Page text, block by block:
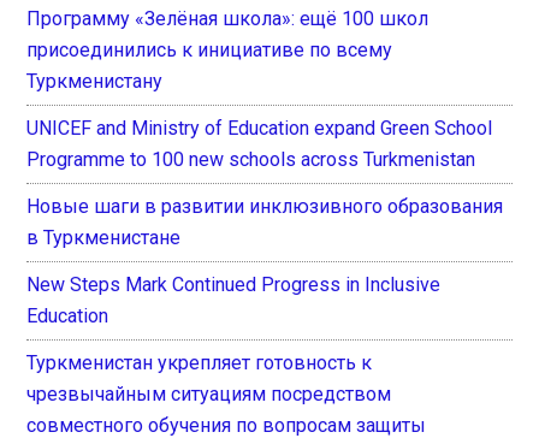
Программу «Зелёная школа»: ещё 100 школ
присоединились к инициативе по всему
Туркменистану
UNICEF and Ministry of Education expand Green School
Programme to 100 new schools across Turkmenistan
Новые шаги в развитии инклюзивного образования
в Туркменистане
New Steps Mark Continued Progress in Inclusive
Education
Туркменистан укрепляет готовность к
чрезвычайным ситуациям посредством
совместного обучения по вопросам защиты